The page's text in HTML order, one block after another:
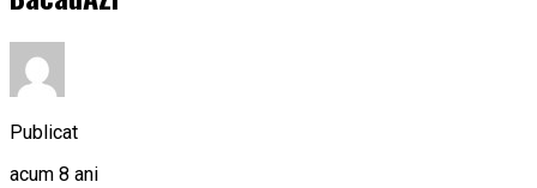
Publicat
acum 8 ani